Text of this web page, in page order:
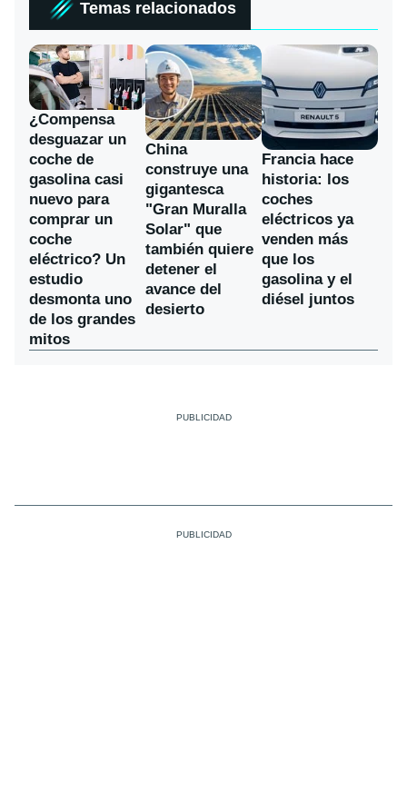
Temas relacionados
¿Compensa
desguazar un
coche de
gasolina casi
nuevo para
comprar un
coche
eléctrico? Un
estudio
desmonta uno
de los grandes
mitos
China
construye una
gigantesca
"Gran Muralla
Solar" que
también quiere
detener el
avance del
desierto
Francia hace
historia: los
coches
eléctricos ya
venden más
que los
gasolina y el
diésel juntos